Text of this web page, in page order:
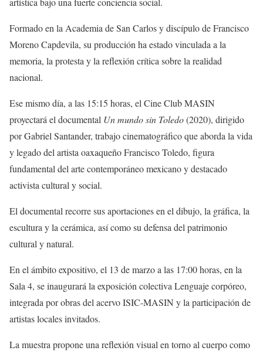
Formado en la Academia de San Carlos y discípulo de Francisco
Moreno Capdevila, su producción ha estado vinculada a la
memoria, la protesta y la reflexión crítica sobre la realidad
nacional.
Ese mismo día, a las 15:15 horas, el Cine Club MASIN
proyectará el documental Un mundo sin Toledo(2020), dirigido
por Gabriel Santander, trabajo cinematográfico que aborda la vida
y legado del artista oaxaqueño Francisco Toledo, figura
fundamental del arte contemporáneo mexicano y destacado
activista cultural y social.
El documental recorre sus aportaciones en el dibujo, la gráfica, la
escultura y la cerámica, así como su defensa del patrimonio
cultural y natural.
En el ámbito expositivo, el 13 de marzo a las 17:00 horas, en la
Sala 4, se inaugurará la exposición colectiva Lenguaje corpóreo,
integrada por obras del acervo ISIC-MASIN y la participación de
artistas locales invitados.
La muestra propone una reflexión visual en torno al cuerpo como